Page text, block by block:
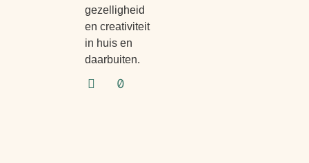
gezelligheid
en creativiteit
in huis en
daarbuiten.